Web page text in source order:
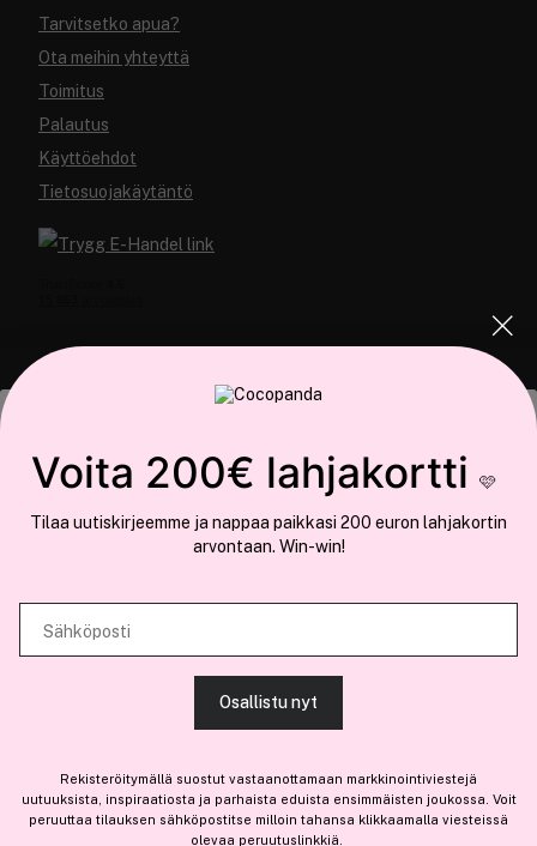
Tämä sivusto käyttää evästeitä
Käytämme evästeitä tarjoamamme sisällön ja mainosten
räätälöimiseen, sosiaalisen median ominaisuuksien tukemiseen ja
käytät sivustoamme. Kumppanimme voivat yhdistää näitä tietoja muihin
Tarvitsetko apua?
Ota meihin yhteyttä
Toimitus
Palautus
Käyttöehdot
Tietosuojakäytäntö
Meistä
Jos haluat henkilökohtaista neuvoa ammattitason hiustuotteista,
Voita 200€ lahjakortti 🩷
Tilaa uutiskirjeemme ja nappaa paikkasi 200 euron lahjakortin
arvontaan. Win-win!
Sähköposti
Osallistu nyt
Rekisteröitymällä suostut vastaanottamaan markkinointiviestejä
uutuuksista, inspiraatiosta ja parhaista eduista ensimmäisten joukossa. Voit
peruuttaa tilauksen sähköpostitse milloin tahansa klikkaamalla viesteissä
olevaa peruutuslinkkiä.